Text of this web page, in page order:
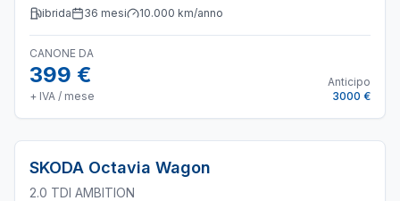
ibrida 36 mesi 10.000 km/anno
CANONE DA
399 €
+ IVA / mese
Anticipo
3000 €
SKODA Octavia Wagon
2.0 TDI AMBITION